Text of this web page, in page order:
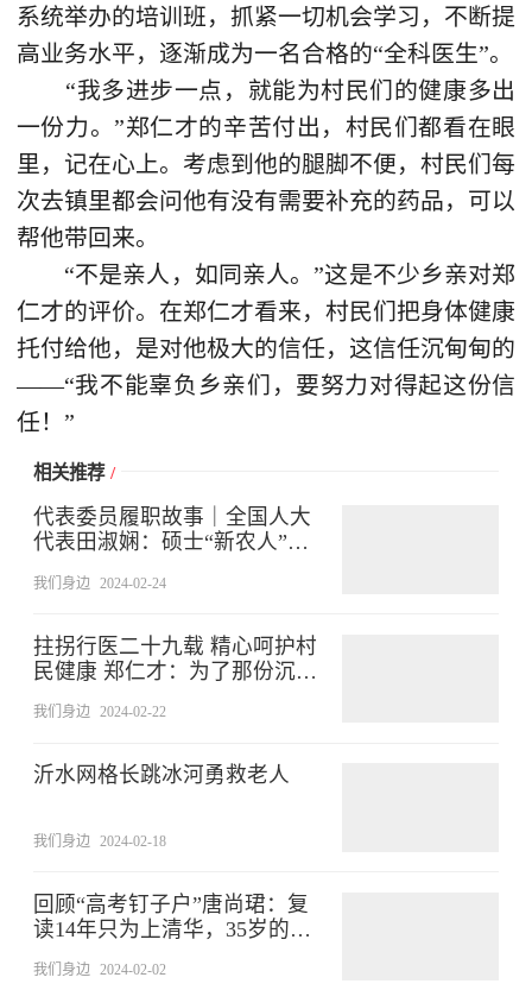
系统举办的培训班，抓紧一切机会学习，不断提
高业务水平，逐渐成为一名合格的“全科医生”。
“我多进步一点，就能为村民们的健康多出
一份力。”郑仁才的辛苦付出，村民们都看在眼
里，记在心上。考虑到他的腿脚不便，村民们每
次去镇里都会问他有没有需要补充的药品，可以
帮他带回来。
“不是亲人，如同亲人。”这是不少乡亲对郑
仁才的评价。在郑仁才看来，村民们把身体健康
托付给他，是对他极大的信任，这信任沉甸甸的
——“我不能辜负乡亲们，要努力对得起这份信
任！”
相关推荐 /
代表委员履职故事｜全国人大
代表田淑娴：硕士“新农人”乡
我们身边 2024-02-24
拄拐行医二十九载 精心呵护村
民健康 郑仁才：为了那份沉甸
我们身边 2024-02-22
沂水网格长跳冰河勇救老人
我们身边 2024-02-18
回顾“高考钉子户”唐尚珺：复
读14年只为上清华，35岁的他
我们身边 2024-02-02